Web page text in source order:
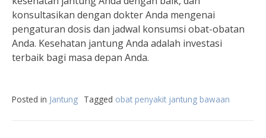
konsultasikan dengan dokter Anda mengenai
pengaturan dosis dan jadwal konsumsi obat-obatan
Anda. Kesehatan jantung Anda adalah investasi
terbaik bagi masa depan Anda.
Posted in Jantung Tagged obat penyakit jantung bawaan